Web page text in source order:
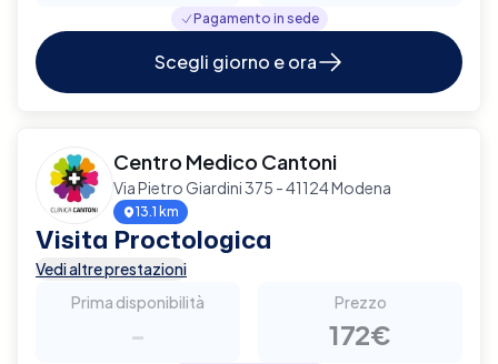
Pagamento in sede
Scegli giorno e ora
Centro Medico Cantoni
Via Pietro Giardini 375 - 41124 Modena
13.1 km
Visita Proctologica
Vedi altre prestazioni
Prima disponibilità
-
Prezzo
172€